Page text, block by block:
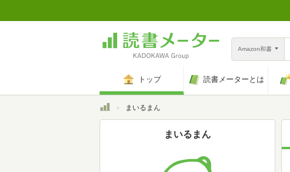
Amazon和書
トップ 読書メーターとは
トップまいるまん
まいるまん